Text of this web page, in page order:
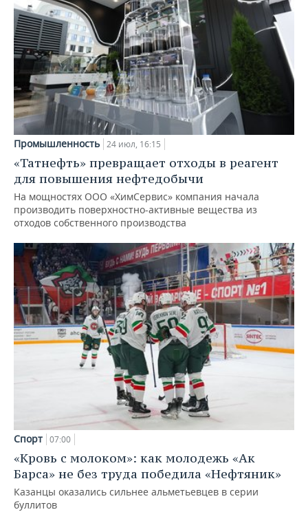
Промышленность 24 июл, 16:15
«Татнефть» превращает отходы в реагент
для повышения нефтедобычи
На мощностях ООО «ХимСервис» компания начала
производить поверхностно-активные вещества из
отходов собственного производства
Спорт 07:00
«Кровь с молоком»: как молодежь «Ак
Барса» не без труда победила «Нефтяник»
Казанцы оказались сильнее альметьевцев в серии
буллитов